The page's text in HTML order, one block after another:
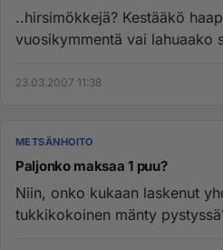
..hirsimökkejä? Kestääkö
vuosikymmentä vai lahuaako
23.03.2007 11:38
METSÄNHOITO
Paljonko maksaa 1 puu?
Niin, onko kukaan laskenut
tukkikokoinen mänty